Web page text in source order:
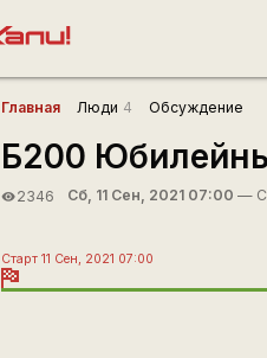
Главная Люди 4 Обсуждение
Б200
visibility2346 Сб, 11 Сен, 2021 07:00 —
Старт 11 Сен, 2021 07:00